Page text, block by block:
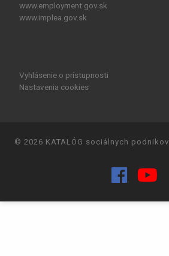
www.employment.gov.sk
www.implea.gov.sk
Vyhlásenie o prístupnosti
Nastavenia cookies
© 2026 KATALÓG sociálnych podnikov